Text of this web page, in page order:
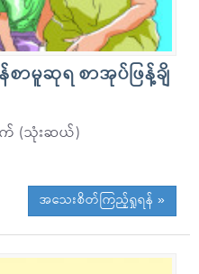
ာမူဆုရ စာအုပ်ဖြန့်ချိ
က် (သုံးဆယ်)
အသေးစိတ်ကြည့်ရှုရန် »